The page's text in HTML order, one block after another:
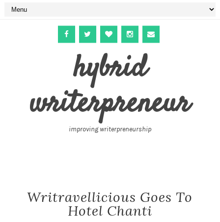
hybrid
writerpreneur
improving writerpreneurship
Writravellicious Goes To
Hotel Chanti